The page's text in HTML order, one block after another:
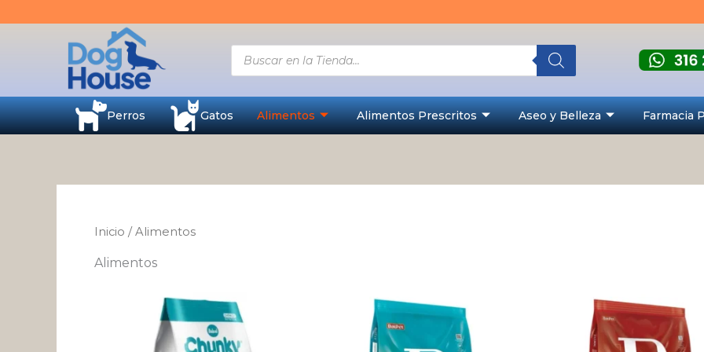
Perros Gatos Alimentos Alimentos Prescritos Aseo y Belleza Farmacia
Inicio / Alimentos
Alimentos